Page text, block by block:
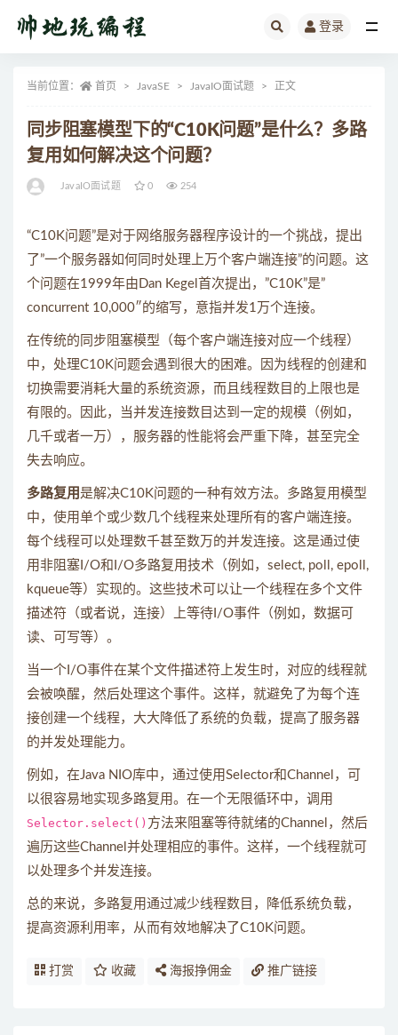
登录
当前位置： 首页 JavaSE JavaIO面试题 正文
同步阻塞模型下的“C10K问题”是什么？多路
复用如何解决这个问题？
JavaIO面试题 0 254
“C10K问题”是对于网络服务器程序设计的一个挑战，提出
了”一个服务器如何同时处理上万个客户端连接”的问题。这
个问题在1999年由Dan Kegel首次提出，”C10K”是”
concurrent 10,000″的缩写，意指并发1万个连接。
在传统的同步阻塞模型（每个客户端连接对应一个线程）
中，处理C10K问题会遇到很大的困难。因为线程的创建和
切换需要消耗大量的系统资源，而且线程数目的上限也是
有限的。因此，当并发连接数目达到一定的规模（例如，
几千或者一万），服务器的性能将会严重下降，甚至完全
失去响应。
多路复用是解决C10K问题的一种有效方法。多路复用模型
中，使用单个或少数几个线程来处理所有的客户端连接。
每个线程可以处理数千甚至数万的并发连接。这是通过使
用非阻塞I/O和I/O多路复用技术（例如，select, poll, epoll,
kqueue等）实现的。这些技术可以让一个线程在多个文件
描述符（或者说，连接）上等待I/O事件（例如，数据可
读、可写等）。
当一个I/O事件在某个文件描述符上发生时，对应的线程就
会被唤醒，然后处理这个事件。这样，就避免了为每个连
接创建一个线程，大大降低了系统的负载，提高了服务器
的并发处理能力。
例如，在Java NIO库中，通过使用Selector和Channel，可
以很容易地实现多路复用。在一个无限循环中，调用
Selector.select() 方法来阻塞等待就绪的Channel，然后
遍历这些Channel并处理相应的事件。这样，一个线程就可
以处理多个并发连接。
总的来说，多路复用通过减少线程数目，降低系统负载，
提高资源利用率，从而有效地解决了C10K问题。
打赏 收藏 海报挣佣金 推广链接